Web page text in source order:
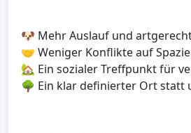
🐶 Mehr Auslauf und
🤝 Weniger Konflikte auf
🏡 Ein sozialer Treffpunkt für
🌳 Ein klar definierter Ort statt